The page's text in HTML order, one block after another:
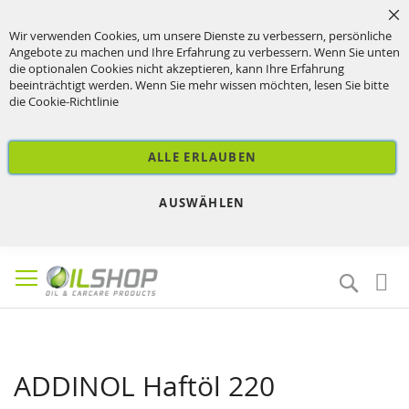
Wir verwenden Cookies, um unsere Dienste zu verbessern, persönliche
Angebote zu machen und Ihre Erfahrung zu verbessern. Wenn Sie unten
die optionalen Cookies nicht akzeptieren, kann Ihre Erfahrung
beeinträchtigt werden. Wenn Sie mehr wissen möchten, lesen Sie bitte
dieCookie-Richtlinie
ALLE ERLAUBEN
AUSWÄHLEN
zum
Inhalt
Suche
ADDINOL Haftöl 220